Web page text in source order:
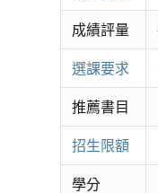
成績評量
選課要求
推薦書目
招生限額
學分